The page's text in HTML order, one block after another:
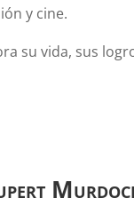
y cine.
su vida, sus